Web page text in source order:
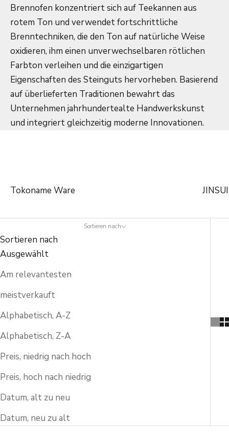
Brennofen konzentriert sich auf Teekannen aus
rotem Ton und verwendet fortschrittliche
Brenntechniken, die den Ton auf natürliche Weise
oxidieren, ihm einen unverwechselbaren rötlichen
Farbton verleihen und die einzigartigen
Eigenschaften des Steinguts hervorheben. Basierend
auf überlieferten Traditionen bewahrt das
Unternehmen jahrhundertealte Handwerkskunst
und integriert gleichzeitig moderne Innovationen.
Tokoname Ware JINSUI
Sortieren nach
Sortieren nach
Ausgewählt
Am relevantesten
meistverkauft
Alphabetisch, A-Z
Alphabetisch, Z-A
Preis, niedrig nach hoch
Preis, hoch nach niedrig
Datum, alt zu neu
Datum, neu zu alt